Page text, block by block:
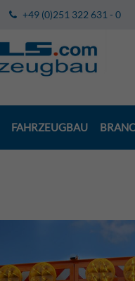
+49 (0)251 322 631 - 0
FAHRZEUGBAU